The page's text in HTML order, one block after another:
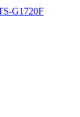
G1720F